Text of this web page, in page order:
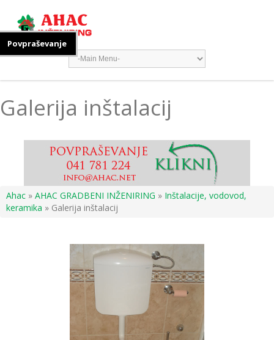
Galerija inštalacij
Ahac » AHAC GRADBENI INŽENIRING » Inštalacije, vodovod,
keramika » Galerija inštalacij
Povpraševanje